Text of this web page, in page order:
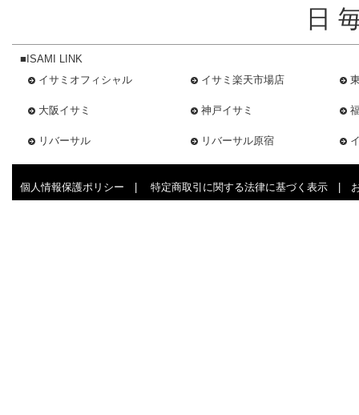
日
■ISAMI LINK
イサミオフィシャル
イサミ楽天市場店
大阪イサミ 神戸イサミ
リバーサル リバーサル原宿
個人情報保護ポリシー 特定商取引に関する法律に基づく表示